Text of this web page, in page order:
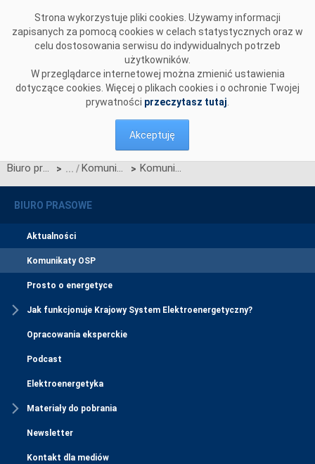
Strona wykorzystuje pliki cookies. Używamy informacji
zapisanych za pomocą cookies w celach statystycznych oraz w
celu dostosowania serwisu do indywidualnych potrzeb
użytkowników.
W przeglądarce internetowej można zmienić ustawienia
dotyczące cookies. Więcej o plikach cookies i o ochronie Twojej
prywatności przeczytasz tutaj
Akceptuję
Biuro prasowe > Komunikaty OSP > Komunikat OSP dotyczący zawieszenia procesu Jednolitego łączenia Rynku Dnia Bieżącego
BIURO PRASOWE
Aktualności
Komunikaty OSP
Prosto o energetyce
Jak funkcjonuje Krajowy System Elektroenergetyczny?
Opracowania eksperckie
Podcast
Elektroenergetyka
Materiały do pobrania
Newsletter
Kontakt dla mediów